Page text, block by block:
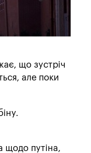
що зустріч
але поки
щодо путіна,